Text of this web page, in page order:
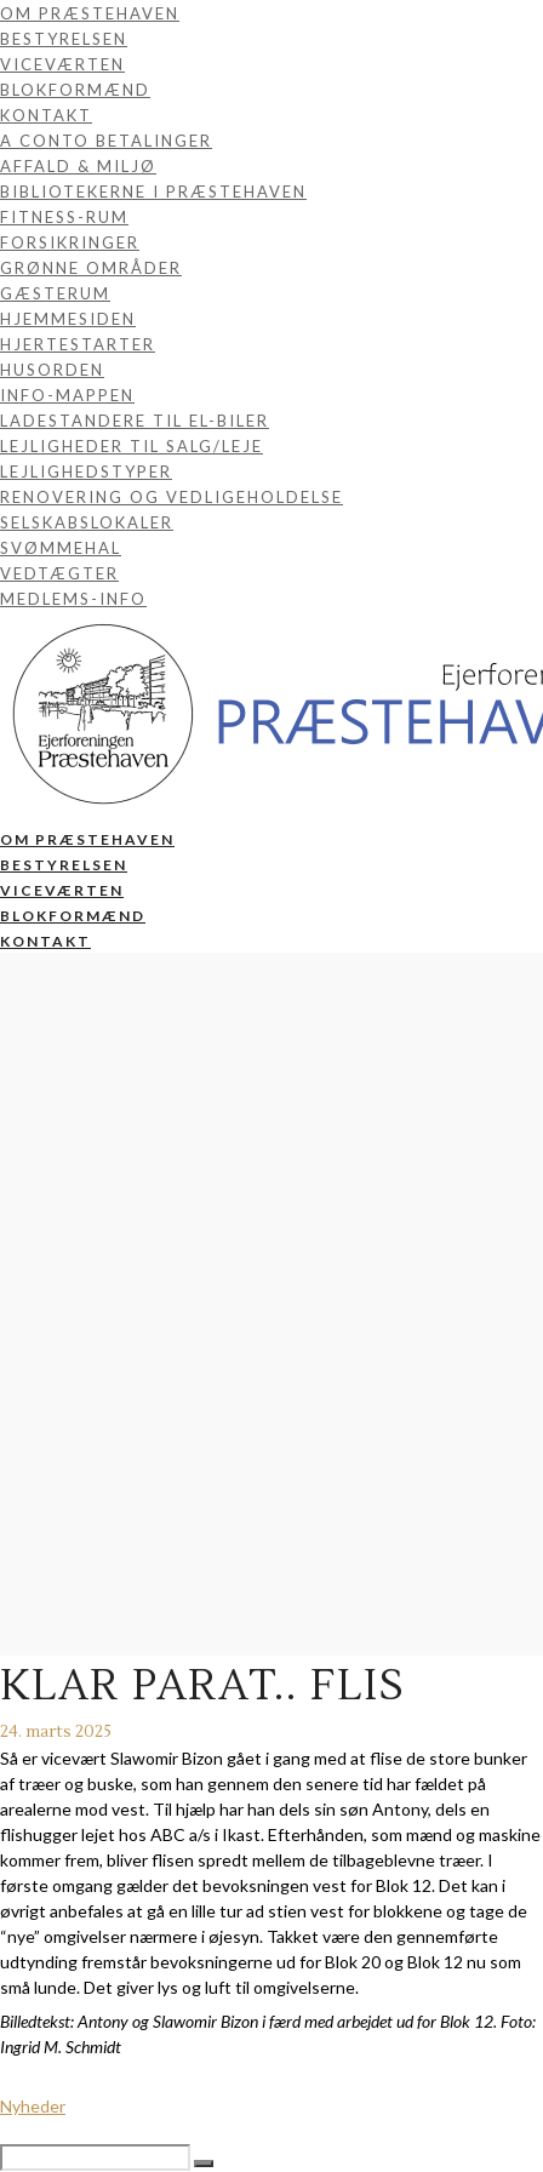
OM PRÆSTEHAVEN
BESTYRELSEN
VICEVÆRTEN
BLOKFORMÆND
KONTAKT
A CONTO BETALINGER
AFFALD & MILJØ
BIBLIOTEKERNE I PRÆSTEHAVEN
FITNESS-RUM
FORSIKRINGER
GRØNNE OMRÅDER
GÆSTERUM
HJEMMESIDEN
HJERTESTARTER
HUSORDEN
INFO-MAPPEN
LADESTANDERE TIL EL-BILER
LEJLIGHEDER TIL SALG/LEJE
LEJLIGHEDSTYPER
RENOVERING OG VEDLIGEHOLDELSE
SELSKABSLOKALER
SVØMMEHAL
VEDTÆGTER
MEDLEMS-INFO
OM PRÆSTEHAVEN
BESTYRELSEN
VICEVÆRTEN
BLOKFORMÆND
KONTAKT
KLAR PARAT.. FLIS
24. marts 2025
Så er vicevært Slawomir Bizon gået i gang med at flise de store bunker
af træer og buske, som han gennem den senere tid har fældet på
arealerne mod vest. Til hjælp har han dels sin søn Antony, dels en
flishugger lejet hos ABC a/s i Ikast. Efterhånden, som mænd og maskine
kommer frem, bliver flisen spredt mellem de tilbageblevne træer. I
første omgang gælder det bevoksningen vest for Blok 12. Det kan i
øvrigt anbefales at gå en lille tur ad stien vest for blokkene og tage de
“nye” omgivelser nærmere i øjesyn. Takket være den gennemførte
udtynding fremstår bevoksningerne ud for Blok 20 og Blok 12 nu som
små lunde. Det giver lys og luft til omgivelserne.
Billedtekst: Antony og Slawomir Bizon i færd med arbejdet ud for Blok 12. Foto:
Ingrid M. Schmidt
Nyheder